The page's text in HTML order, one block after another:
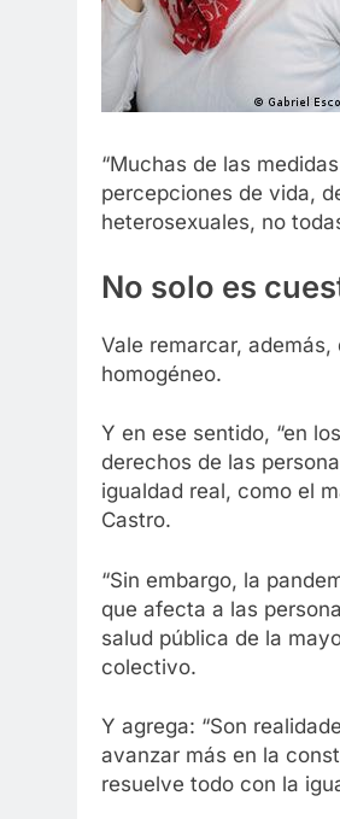
“Muchas de las
percepciones de vida,
heterosexuales, no
No solo es
Vale remarcar,
homogéneo.
Y en ese sentido, “en
derechos de las
igualdad real, como el
Castro.
“Sin embargo, la
que afecta a las
salud pública de la
colectivo.
Y agrega: “Son
avanzar más en la
resuelve todo con la